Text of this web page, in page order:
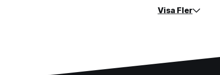
Visa Fler